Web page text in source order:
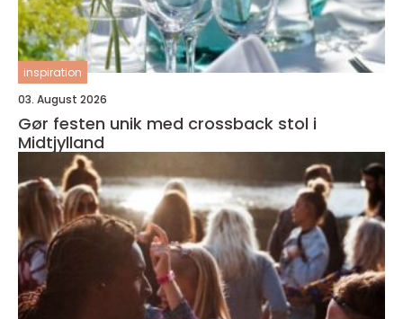
inspiration
03. August 2026
Gør festen unik med crossback stol i
Midtjylland